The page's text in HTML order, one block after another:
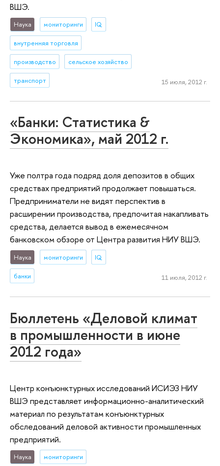
ВШЭ.
Наука мониторинги IQ
внутренняя торговля
производство сельское хозяйство
транспорт 15 июля, 2012 г.
«Банки: Статистика &
Экономика», май 2012 г.
Уже полтра года подряд доля депозитов в общих
средствах предприятий продолжает повышаться.
Предприниматели не видят перспектив в
расширении производства, предпочитая накапливать
средства, делается вывод в ежемесячном
банковском обзоре от Центра развития НИУ ВШЭ.
Наука мониторинги IQ
банки 11 июля, 2012 г.
Бюллетень «Деловой климат
в промышленности в июне
2012 года»
Центр конъюнктурных исследований ИСИЭЗ НИУ
ВШЭ представляет информационно-аналитический
материал по результатам конъюнктурных
обследований деловой активности промышленных
предприятий.
Наука мониторинги